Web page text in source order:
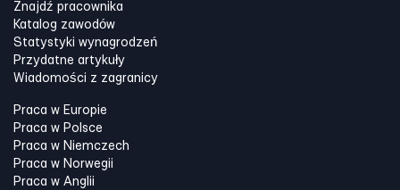
Znajdź pracownika
Katalog zawodów
Statystyki wynagrodzeń
Przydatne artykuły
Wiadomości z zagranicy
Praca w Europie
Praca w Polsce
Praca w Niemczech
Praca w Norwegii
Praca w Anglii